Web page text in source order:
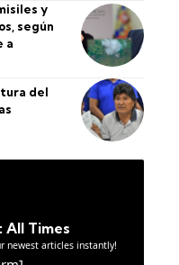
y
según
a
del
Times
newest articles instantly!